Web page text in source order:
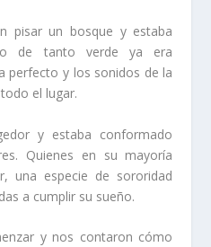
pisar un bosque y estaba
de tanto verde ya era
perfecto y los sonidos de la
el lugar.
y estaba conformado
Quienes en su mayoría
una especie de sororidad
a cumplir su sueño.
y nos contaron cómo